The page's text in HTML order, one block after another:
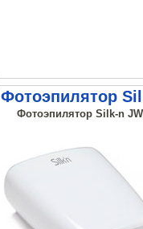
Фотоэпилятор
Фотоэпилятор Silk-n